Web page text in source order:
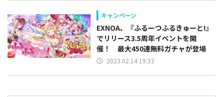
キャンペーン
EXNOA、『ふるーつふるきゅーと!』
でリリース3.5周年イベントを開
催！ 最大450連無料ガチャが登場
2023.02.14 19:33